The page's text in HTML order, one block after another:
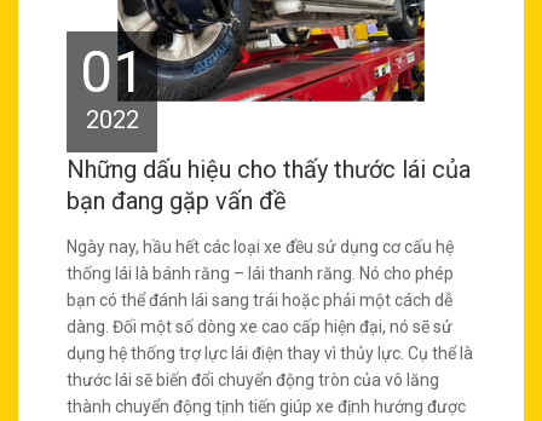
01
2022
Những dấu hiệu cho thấy thước lái của
bạn đang gặp vấn đề
Ngày nay, hầu hết các loại xe đều sử dụng cơ cấu hệ
thống lái là bánh răng – lái thanh răng. Nó cho phép
bạn có thể đánh lái sang trái hoặc phải một cách dễ
dàng. Đối một số dòng xe cao cấp hiện đại, nó sẽ sử
dụng hệ thống trợ lực lái điện thay vì thủy lực. Cụ thể là
thước lái sẽ biến đổi chuyển động tròn của vô lăng
thành chuyển động tịnh tiến giúp xe định hướng được